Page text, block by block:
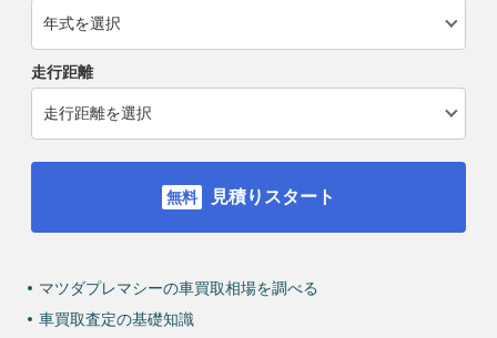
走行距離
見積りスタート
マツダプレマシーの車買取相場を調べる
車買取査定の基礎知識